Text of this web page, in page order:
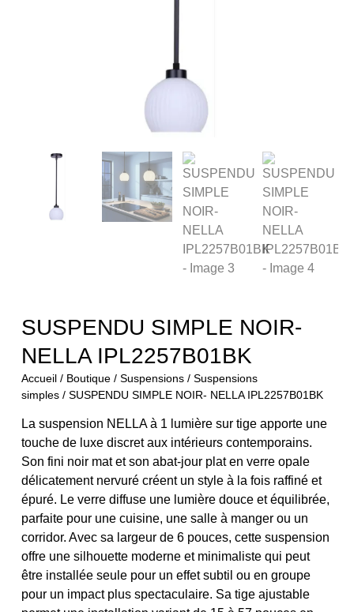
SUSPENDU SIMPLE NOIR-
NELLA IPL2257B01BK
Accueil/ Boutique/ Suspensions/ Suspensions
simples/ SUSPENDU SIMPLE NOIR- NELLA IPL2257B01BK
La suspension NELLA à 1 lumière sur tige apporte une
touche de luxe discret aux intérieurs contemporains.
Son fini noir mat et son abat-jour plat en verre opale
délicatement nervuré créent un style à la fois raffiné et
épuré. Le verre diffuse une lumière douce et équilibrée,
parfaite pour une cuisine, une salle à manger ou un
corridor. Avec sa largeur de 6 pouces, cette suspension
offre une silhouette moderne et minimaliste qui peut
être installée seule pour un effet subtil ou en groupe
pour un impact plus spectaculaire. Sa tige ajustable